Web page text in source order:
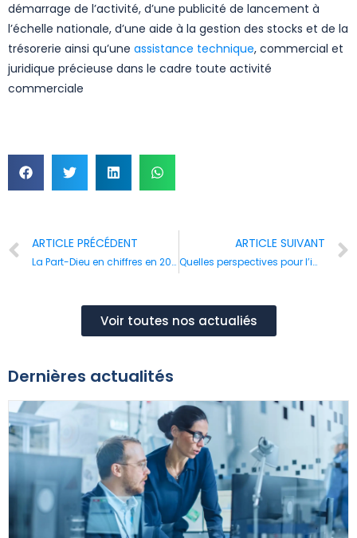
démarrage de l’activité, d’une publicité de lancement à
l’échelle nationale, d’une aide à la gestion des stocks et de la
trésorerie ainsi qu’une assistance technique, commercial et
juridique précieuse dans le cadre toute activité
commerciale
ARTICLE PRÉCÉDENT
La Part-Dieu en chiffres en 2022
ARTICLE SUIVANT
Quelles perspectives pour l’immobilier tertiaire en 2023 ?
Voir toutes nos actualiés
Dernières actualités